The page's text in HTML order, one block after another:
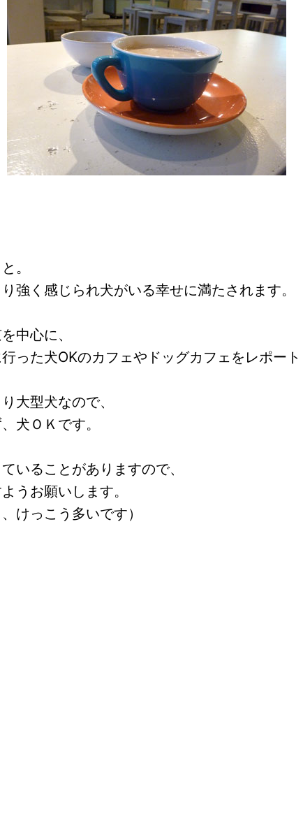
。
強く感じられ犬がいる幸せに満たされます。
中心に、
った犬OKのカフェやドッグカフェをレポー
大型犬なので、
犬ＯＫです。
いることがありますので、
うお願いします。
けっこう多いです）